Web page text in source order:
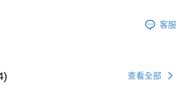
客服
查看全部